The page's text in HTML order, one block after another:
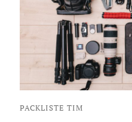
PACKLISTE TIM